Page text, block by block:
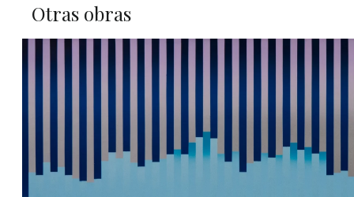
Otras obras